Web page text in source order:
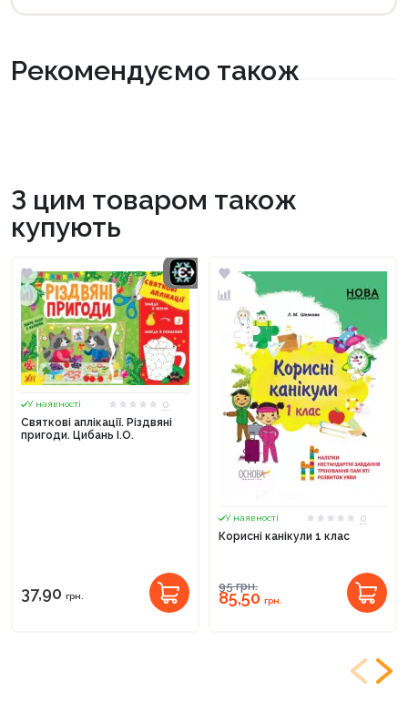
Рекомендуємо також
З цим товаром також
купують
У наявності
0
Святкові аплікації. Різдвяні
пригоди. Цибань І.О.
37,90 грн.
У наявності
0
Корисні канікули 1 клас
95грн.
85,50 грн.